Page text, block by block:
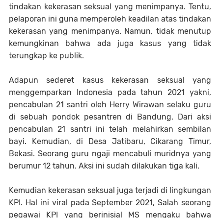
tindakan kekerasan seksual yang menimpanya. Tentu,
pelaporan ini guna memperoleh keadilan atas tindakan
kekerasan yang menimpanya. Namun, tidak menutup
kemungkinan bahwa ada juga kasus yang tidak
terungkap ke publik.
Adapun sederet kasus kekerasan seksual yang
menggemparkan Indonesia pada tahun 2021 yakni,
pencabulan 21 santri oleh Herry Wirawan selaku guru
di sebuah pondok pesantren di Bandung. Dari aksi
pencabulan 21 santri ini telah melahirkan sembilan
bayi. Kemudian, di Desa Jatibaru, Cikarang Timur,
Bekasi. Seorang guru ngaji mencabuli muridnya yang
berumur 12 tahun. Aksi ini sudah dilakukan tiga kali.
Kemudian kekerasan seksual juga terjadi di lingkungan
KPI. Hal ini viral pada September 2021, Salah seorang
pegawai KPI yang berinisial MS mengaku bahwa